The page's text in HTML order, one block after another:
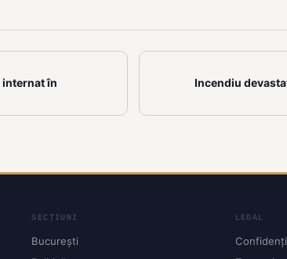
în
Incendiu
SECȚIUNI
București
LEGAL